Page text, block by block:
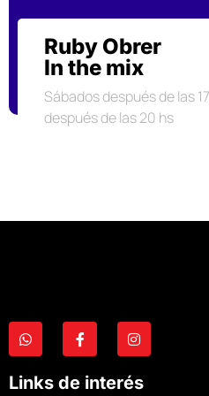
Ruby Obrer
In the mix
Sábados después de las
después de las 20 hs
Links de interés